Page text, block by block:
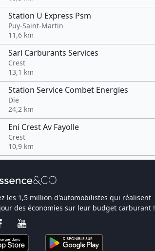
Station U Express Psm
Puy-Saint-Martin
11,6 km
Sarl Carburants Services
Crest
13,1 km
Station Service Combet Energies
Die
24,2 km
Eni Crest Av Fayolle
Crest
10,9 km
les 1,5 million d'automobilistes qui réalisent
des économies sur leur budget carburant !